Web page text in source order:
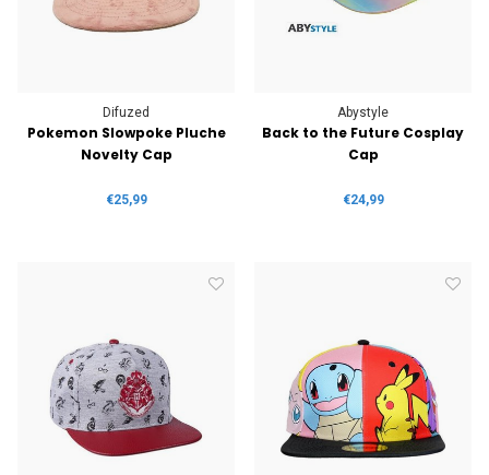
Difuzed
Pokemon Slowpoke Pluche
Novelty Cap
€25,99
Abystyle
Back to the Future Cosplay
Cap
€24,99